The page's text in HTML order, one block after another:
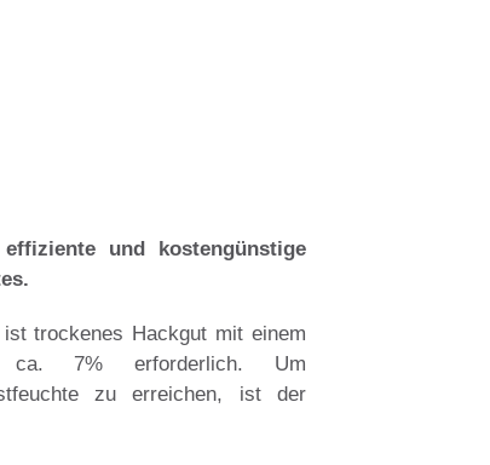
und kostengünstige
trockenes Hackgut mit einem
ca. 7% erforderlich. Um
zu erreichen, ist der